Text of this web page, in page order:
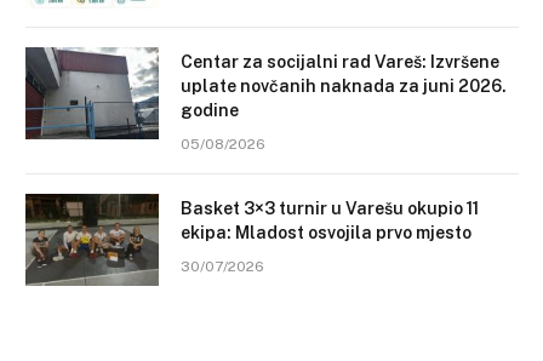
Centar za socijalni rad Vareš: Izvršene
uplate novčanih naknada za juni 2026.
godine
05/08/2026
Basket 3×3 turnir u Varešu okupio 11
ekipa: Mladost osvojila prvo mjesto
30/07/2026